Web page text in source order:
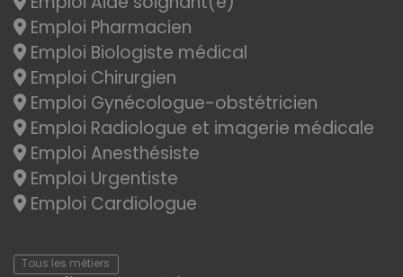
Emploi Pharmacien
Emploi Biologiste médical
Emploi Chirurgien
Emploi Gynécologue-obstétricien
Emploi Radiologue et imagerie médicale
Emploi Anesthésiste
Emploi Urgentiste
Emploi Cardiologue
Tous les métiers